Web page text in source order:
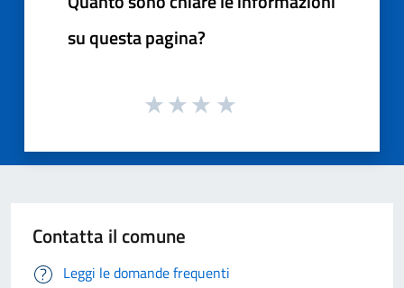
su questa pagina?
Contatta il comune
Leggi le domande frequenti